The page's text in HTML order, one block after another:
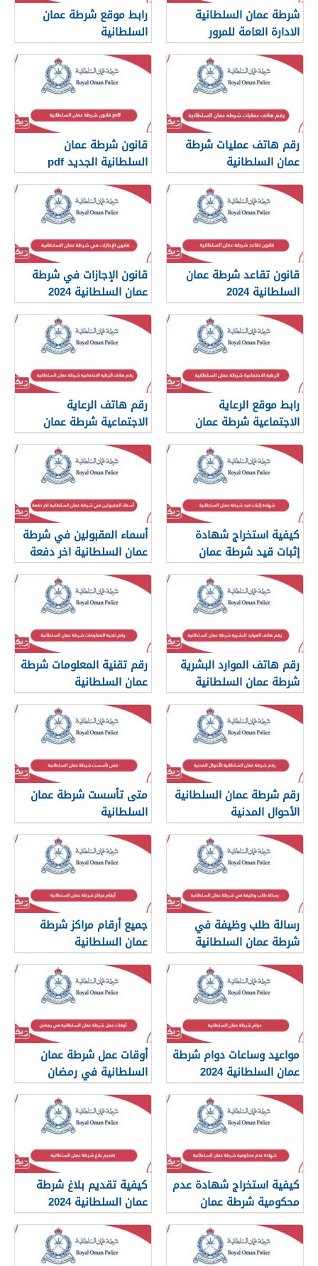
شرطة عمان السلطانية
الادارة العامة للمرور
رابط موقع شرطة عمان
السلطانية
www.rop.gov.om
رقم هاتف عمليات شرطة
عمان السلطانية
قانون شرطة عمان
السلطانية الجديد pdf
قانون تقاعد شرطة عمان
السلطانية 2024
قانون الإجازات في شرطة
عمان السلطانية 2024
رابط موقع الرعاية
الاجتماعية شرطة عمان
السلطانية
رقم هاتف الرعاية
الاجتماعية شرطة عمان
السلطانية
كيفية استخراج شهادة
إثبات قيد شرطة عمان
السلطانية
أسماء المقبولين في شرطة
عمان السلطانية اخر دفعة
2024
رقم هاتف الموارد البشرية
شرطة عمان السلطانية
رقم تقنية المعلومات شرطة
عمان السلطانية
رقم شرطة عمان السلطانية
الأحوال المدنية
متى تأسست شرطة عمان
السلطانية
رسالة طلب وظيفة في
شرطة عمان السلطانية
جميع أرقام مراكز شرطة
عمان السلطانية
مواعيد وساعات دوام شرطة
عمان السلطانية 2024
أوقات عمل شرطة عمان
السلطانية في رمضان
كيفية استخراج شهادة عدم
محكومية شرطة عمان
السلطانية
كيفية تقديم بلاغ شرطة
عمان السلطانية 2024